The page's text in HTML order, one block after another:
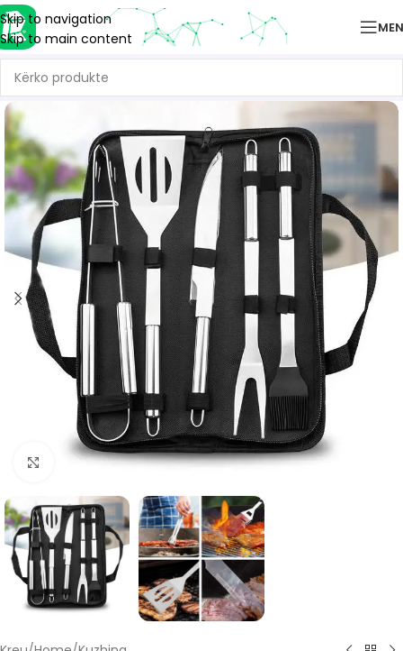
Skip to navigation
Skip to main content
Click to enlarge